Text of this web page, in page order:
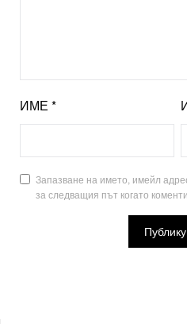
ИМЕ *
Запазване на името, имейл
за следващия път когато